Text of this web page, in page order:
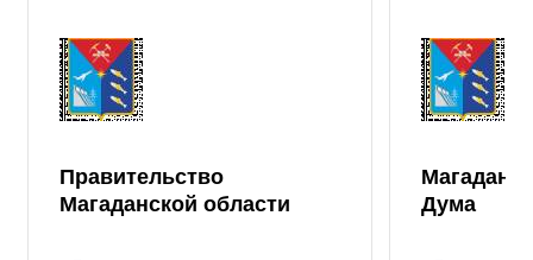
Правительство
Магаданской области
Дума